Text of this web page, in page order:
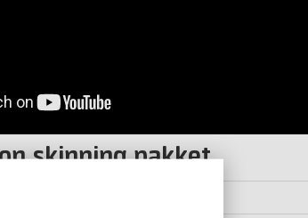
skinning pakket